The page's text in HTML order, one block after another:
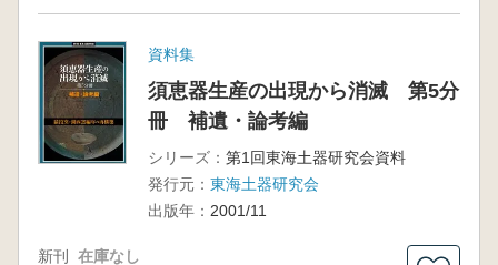
資料集
須恵器生産の出現から消滅 第5分
冊 補遺・論考編
シリーズ： 第1回東海土器研究会資料
発行元： 東海土器研究会
出版年： 2001/11
新刊 在庫なし